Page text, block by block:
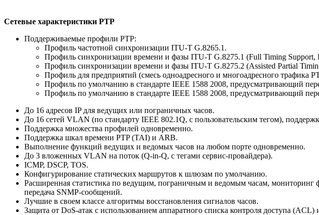
Сетевые характеристики PTP
Поддерживаемые профили PTP:
Профиль частотной синхронизации ITU-T G.8265.1.
Профиль синхронизации времени и фазы ITU-T G.8275.1 (Full Timing Support,
Профиль синхронизации времени и фазы ITU-T G.8275.2 (Assisted Partial
Профиль для предприятий (смесь одноадресного и многоадресного трафика
Профиль по умолчанию в стандарте IEEE 1588 2008, предусматривающий
Профиль по умолчанию в стандарте IEEE 1588 2008, предусматривающий
До 16 адресов IP для ведущих или пограничных часов.
До 16 сетей VLAN (по стандарту IEEE 802.1Q, с пользовательским тегом),
Поддержка множества профилей одновременно.
Поддержка шкал времени PTP (TAI) и ARB.
Выполнение функций ведущих и ведомых часов на любом порте одновременно.
До 3 вложенных VLAN на поток (Q-in-Q, с тегами сервис-провайдера).
ICMP, DSCP, TOS.
Конфигурирование статических маршрутов к шлюзам по умолчанию.
Расширенная статистика по ведущим, пограничным и ведомым часам,
передача SNMP-сообщений.
Лучшие в своем классе алгоритмы восстановления сигналов часов.
Защита от DoS-атак с использованием аппаратного списка контроля доступа